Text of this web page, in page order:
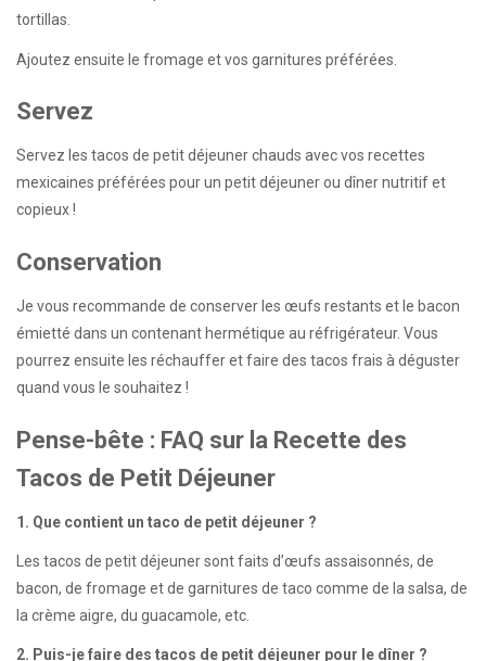
tortillas.
Ajoutez ensuite le fromage et vos garnitures préférées.
Servez
Servez les tacos de petit déjeuner chauds avec vos recettes
mexicaines préférées pour un petit déjeuner ou dîner nutritif et
copieux !
Conservation
Je vous recommande de conserver les œufs restants et le bacon
émietté dans un contenant hermétique au réfrigérateur. Vous
pourrez ensuite les réchauffer et faire des tacos frais à déguster
quand vous le souhaitez !
Pense-bête : FAQ sur la Recette des
Tacos de Petit Déjeuner
1. Que contient un taco de petit déjeuner ?
Les tacos de petit déjeuner sont faits d’œufs assaisonnés, de
bacon, de fromage et de garnitures de taco comme de la salsa, de
la crème aigre, du guacamole, etc.
2. Puis-je faire des tacos de petit déjeuner pour le dîner ?